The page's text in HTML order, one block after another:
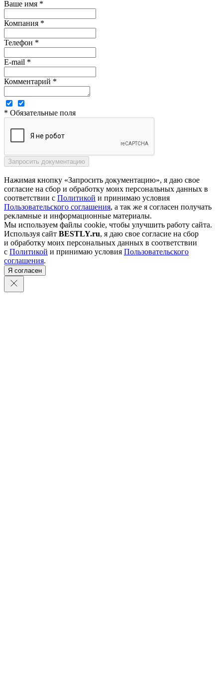
Ваше имя *
Компания *
Телефон *
E-mail *
Комментарий *
* Обязательные поля
Нажимая кнопку «Запросить документацию», я даю свое
согласие на сбор и обработку моих персональных данных в
соответствии с Политикой и принимаю условия
Пользовательского соглашения, а так же я согласен получать
рекламные и информационные материалы.
Мы используем файлы cookie, чтобы улучшить работу сайта.
Используя сайт BESTLY.ru, я даю свое согласие на сбор
и обработку моих персональных данных в соответствии
с Политикой и принимаю условия Пользовательского
соглашения.
Я согласен